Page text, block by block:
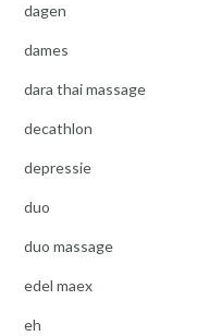
dagen
dames
dara thai massage
decathlon
depressie
duo
duo massage
edel maex
eh